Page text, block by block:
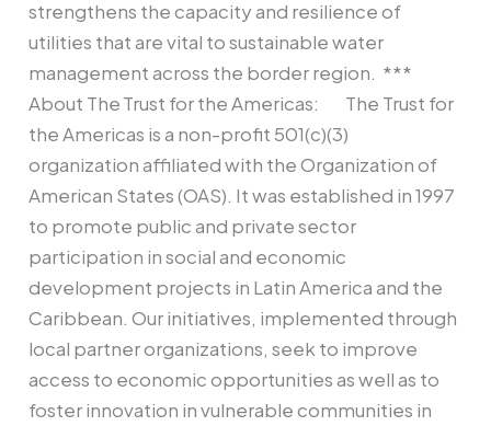
strengthens the capacity and resilience of
utilities that are vital to sustainable water
management across the border region. ***
About The Trust for the Americas: The Trust for
the Americas is a non-profit 501(c)(3)
organization affiliated with the Organization of
American States (OAS). It was established in 1997
to promote public and private sector
participation in social and economic
development projects in Latin America and the
Caribbean. Our initiatives, implemented through
local partner organizations, seek to improve
access to economic opportunities as well as to
foster innovation in vulnerable communities in